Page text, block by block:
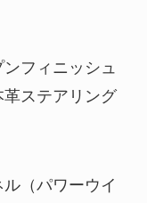
フィニッシュ
ステアリング
（パワーウイ